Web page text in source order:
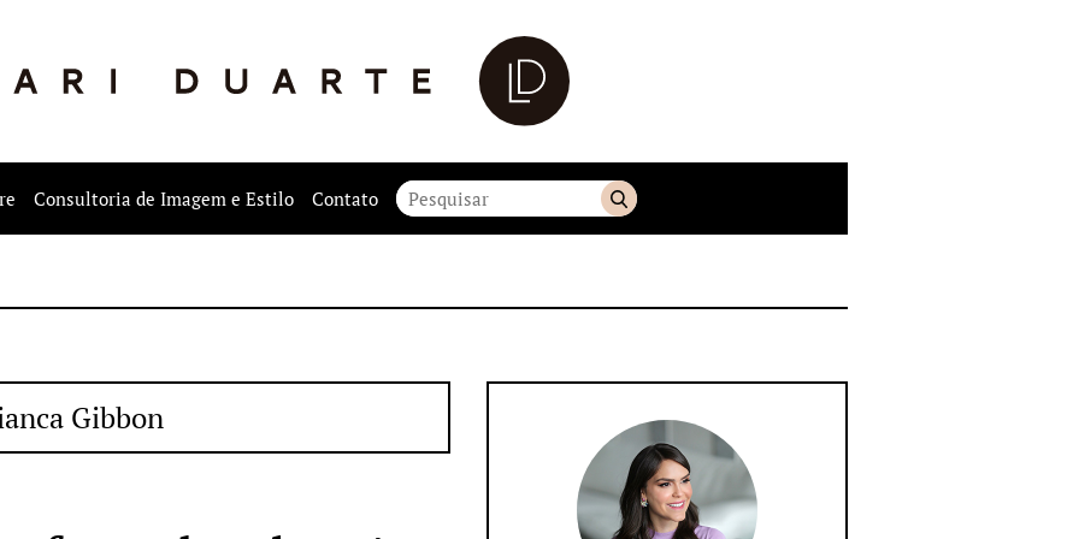
Consultoria de Imagem e Estilo Contato
Gibbon